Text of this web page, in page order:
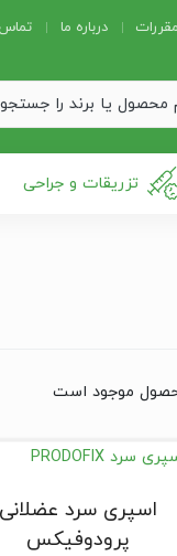
درباره ما تماس
تزریقات و جراحی
اسپری سرد عضلانی
پرودوفیکس